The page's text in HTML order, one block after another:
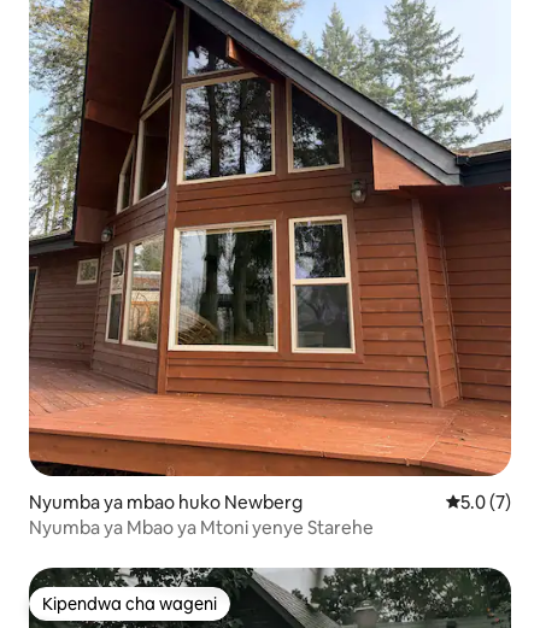
Nyumba ya mbao huko Newberg Ukadiriaji
5.0 (7)
Nyumba ya Mbao ya Mtoni yenye Starehe
Kipendwa cha wageni
Kipendwa cha wageni